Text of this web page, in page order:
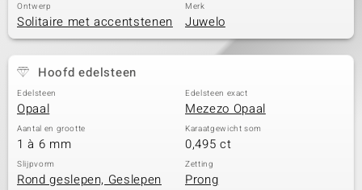
Ontwerp
Solitaire met accentstenen
Merk
Juwelo
Hoofd edelsteen
Edelsteen
Opaal
Edelsteen exact
Mezezo Opaal
Aantal en grootte
1 à 6 mm
Karaatgewicht som
0,495 ct
Slijpvorm
Rond geslepen, Geslepen
Zetting
Prong